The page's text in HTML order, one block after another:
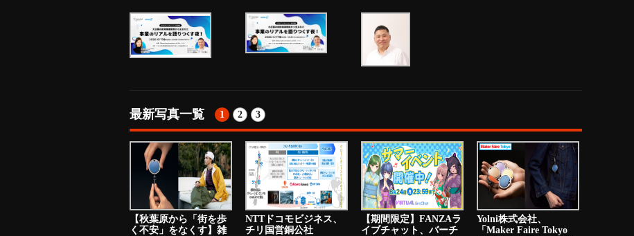
最新写真一覧 1 2 3
【秋葉原から「街を歩
く不安」をなくす】雑
NTTドコモビジネス、
チリ国営銅公社
【期間限定】FANZAラ
イブチャット、バーチ
Yolni株式会社、
「Maker Faire Tokyo